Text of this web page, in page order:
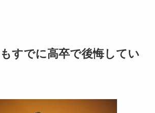
すでに高卒で後悔してい